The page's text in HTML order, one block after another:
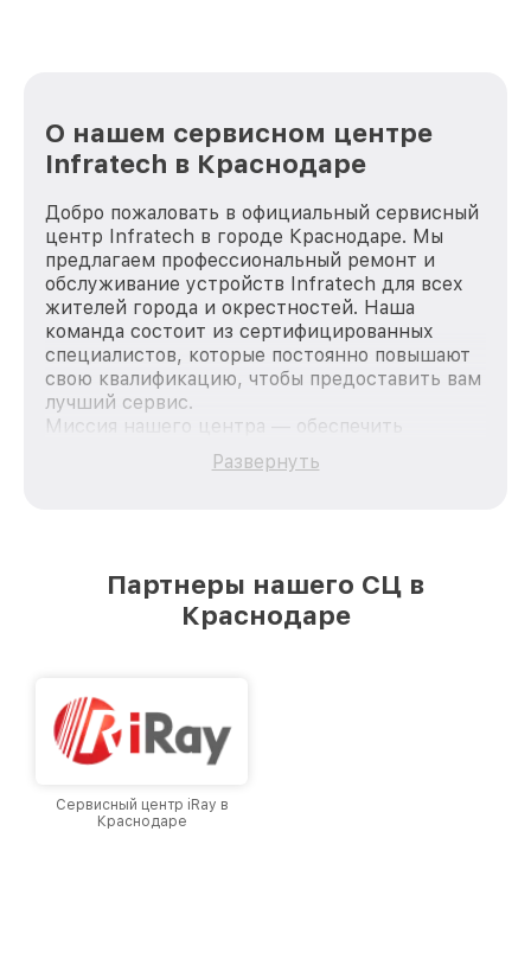
О нашем сервисном центре
Infratech в Краснодаре
Добро пожаловать в официальный сервисный
центр Infratech в городе Краснодаре. Мы
предлагаем профессиональный ремонт и
обслуживание устройств Infratech для всех
жителей города и окрестностей. Наша
команда состоит из сертифицированных
специалистов, которые постоянно повышают
свою квалификацию, чтобы предоставить вам
лучший сервис.
Миссия нашего центра — обеспечить
качественный и доступный ремонт для
каждого пользователя продукции Infratech,
лучшим сервисным центром Infratech в
городе Краснодаре, постоянно повышая
Развернуть
Партнеры нашего СЦ в
Краснодаре
Сервисный центр iRay в
Краснодаре